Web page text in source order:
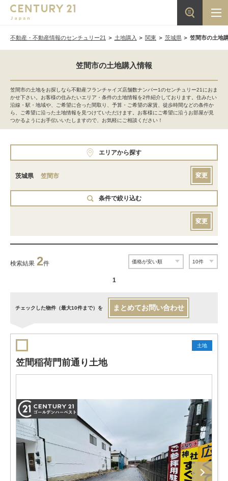
不動産・不動産情報のセンチュリー21 土地購入 関東 茨城県 笠間市の土地
笠間市の土地購入情報
笠間市の土地をお探しなら不動産フランチャイズ店舗数ナンバー1のセンチュリー21におま
かせ下さい。お客様の住みたいエリア・条件の土地情報を2件紹介しております。住みたい
沿線・駅・地域や、ご希望に合った間取り、予算・ご希望の家賃、徒歩時間などの条件か
ら、ご希望に沿った土地情報を見つけていただけます。お客様にご希望に沿うお部屋が見
つかるようにお手伝いいたしますので、お気軽にご相談ください！
エリアから探す
茨城県 笠間市 変更
条件で絞り込む
変更
検索結果 2件
1
チェックした物件（最大10件まで）を まとめてお問い合わせ
土地
笠間稲荷門前通り土地